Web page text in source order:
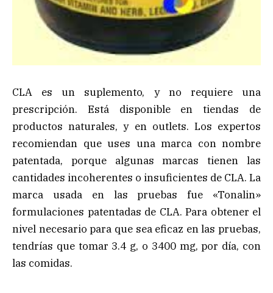
CLA es un suplemento, y no requiere una
prescripción. Está disponible en tiendas de
productos naturales, y en outlets. Los expertos
recomiendan que uses una marca con nombre
patentada, porque algunas marcas tienen las
cantidades incoherentes o insuficientes de CLA. La
marca usada en las pruebas fue «Tonalin»
formulaciones patentadas de CLA. Para obtener el
nivel necesario para que sea eficaz en las pruebas,
tendrías que tomar 3.4 g, o 3400 mg, por día, con
las comidas.